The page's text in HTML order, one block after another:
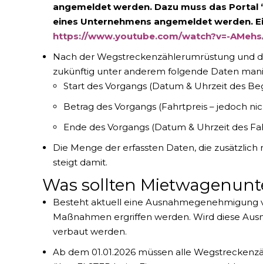
angemeldet werden. Dazu muss das Portal
eines Unternehmens angemeldet werden.
https://www.youtube.com/watch?v=-
Nach der Wegstreckenzählerumrüstung und
zukünftig unter anderem folgende Daten
Start des Vorgangs (Datum & Uhrzeit des
Betrag des Vorgangs (Fahrtpreis – jedoch
Ende des Vorgangs (Datum & Uhrzeit des
Die Menge der erfassten Daten, die
steigt damit.
Was sollten
Besteht aktuell eine
Maßnahmen ergriffen werden. Wird diese
verbaut werden.
Ab dem 01.01.2026 müssen alle